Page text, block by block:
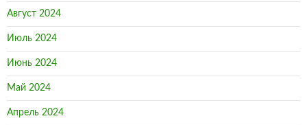
Август 2024
Июль 2024
Июнь 2024
Май 2024
Апрель 2024